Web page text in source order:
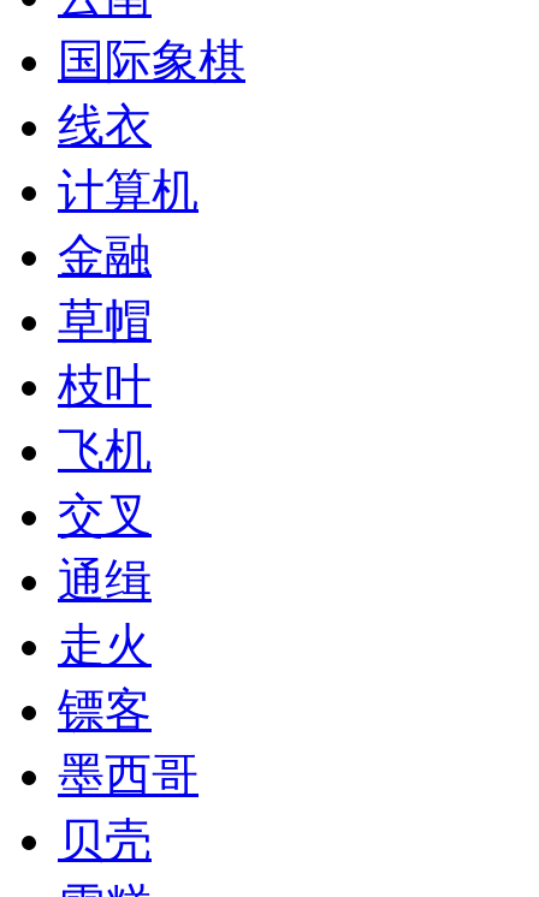
国际象棋
线衣
计算机
金融
草帽
枝叶
飞机
交叉
通缉
走火
镖客
墨西哥
贝壳